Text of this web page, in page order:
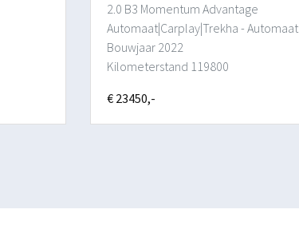
2.0 B3 Momentum Advantage
Automaat|Carplay|Trekha - Automaat
Bouwjaar 2022
Kilometerstand 119800
€ 23450,-